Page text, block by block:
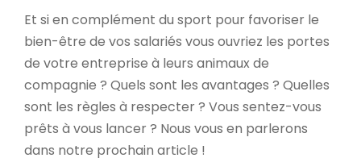
Et si en complément du sport pour favoriser le
bien-être de vos salariés vous ouvriez les portes
de votre entreprise à leurs animaux de
compagnie ? Quels sont les avantages ? Quelles
sont les règles à respecter ? Vous sentez-vous
prêts à vous lancer ? Nous vous en parlerons
dans notre prochain article !